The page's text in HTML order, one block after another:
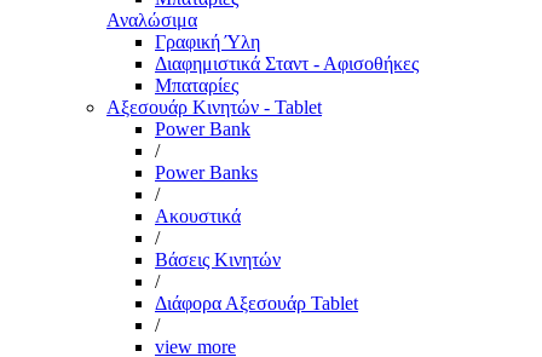
Αναλώσιμα
Γραφική Ύλη
Διαφημιστικά Σταντ - Αφισοθήκες
Μπαταρίες
Αξεσουάρ Κινητών - Tablet
Power Bank
/
Power Banks
/
Ακουστικά
/
Βάσεις Κινητών
/
Διάφορα Αξεσουάρ Tablet
/
view more